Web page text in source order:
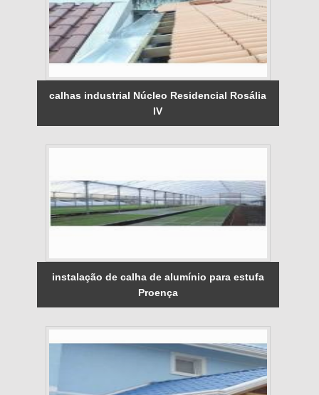
calhas industrial Núcleo Residencial Rosália
IV
instalação de calha de alumínio para estufa
Proença